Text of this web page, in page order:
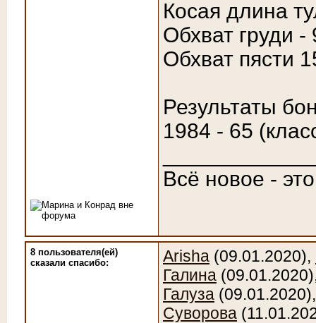
Косая длина
Обхват груди -
Обхват пясти
Результаты
1984 - 65
Всё новое -
8 пользователя(ей)
сказали cпасибо:
Arisha (09.01.2020),
Галина
Галуза
Суворова